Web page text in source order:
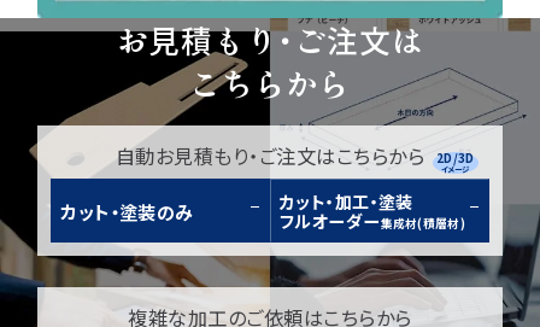
お見積もり・ご注文は
こちらから
自動お見積もり・ご注文はこちらから
カット・塗装のみ
カット・加工・塗装
フルオーダー集成材(積層材)
2D/3D
イメージ
複雑な加工のご依頼はこちらから